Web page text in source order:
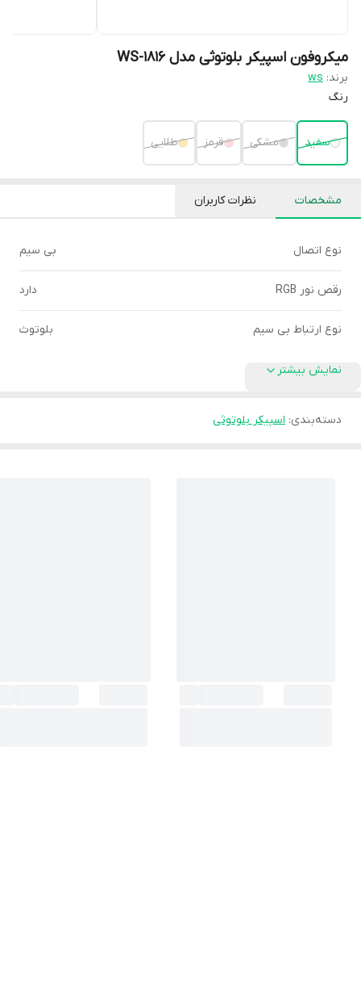
میکروفون اسپیکر بلوتوثی مدل WS-1816
برند: ws
رنگ
سفید مشکی قرمز طلایی
مشخصات نظرات کاربران
نوع اتصال بی سیم
رقص نور RGB دارد
نوع ارتباط بی سیم بلوتوث
نمایش بیشتر
دسته‌بندی: اسپیکر بلوتوثی